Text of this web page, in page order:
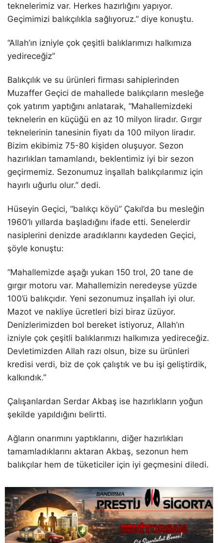
teknelerimiz var. Herkes hazırlığını yapıyor.
Geçimimizi balıkçılıkla sağlıyoruz.” diye konuştu.
“Allah’ın izniyle çok çeşitli balıklarımızı halkımıza
yedireceğiz”
Balıkçılık ve su ürünleri firması sahiplerinden
Muzaffer Geçici de mahallede balıkçıların mesleğe
çok yatırım yaptığını anlatarak, “Mahallemizdeki
teknelerin en küçüğü en az 10 milyon liradır. Gırgır
teknelerinin tanesinin fiyatı da 100 milyon liradır.
Bizim ekibimiz 75-80 kişiden oluşuyor. Sezon
hazırlıkları tamamlandı, beklentimiz iyi bir sezon
geçirmemiz. Sezonumuz inşallah balıkçılarımız için
hayırlı uğurlu olur.” dedi.
Hüseyin Geçici, “balıkçı köyü” Çakıl’da bu mesleğin
1960’lı yıllarda başladığını ifade etti. Senelerdir
nasiplerini denizde aradıklarını kaydeden Geçici,
şöyle konuştu:
“Mahallemizde aşağı yukarı 150 trol, 20 tane de
gırgır motoru var. Mahallemizin neredeyse yüzde
100’ü balıkçıdır. Yeni sezonumuz inşallah iyi olur.
Mazot ve nakliye ücretleri bizi biraz üzüyor.
Denizlerimizden bol bereket istiyoruz, Allah’ın
izniyle çok çeşitli balıklarımızı halkımıza yedireceğiz.
Devletimizden Allah razı olsun, bize su ürünleri
kredisi verdi, biz de çok çalıştık ve bu işi geliştirdik,
kalkındık.”
Çalışanlardan Serdar Akbaş ise hazırlıkların yoğun
şekilde yapıldığını belirtti.
Ağların onarımını yaptıklarını, diğer hazırlıkları
tamamladıklarını aktaran Akbaş, sezonun hem
balıkçılar hem de tüketiciler için iyi geçmesini diledi.